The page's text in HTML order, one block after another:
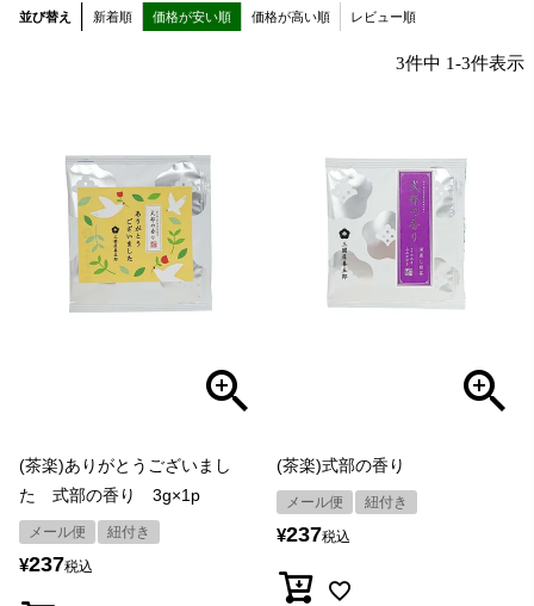
並び替え 新着順 価格が安い順 価格が高い順 レビュー順
3件中 1-3件表示
(茶楽)ありがとうございまし
た 式部の香り 3g×1p
メール便 紐付き
¥237税込
(茶楽)式部の香り
メール便 紐付き
¥237税込